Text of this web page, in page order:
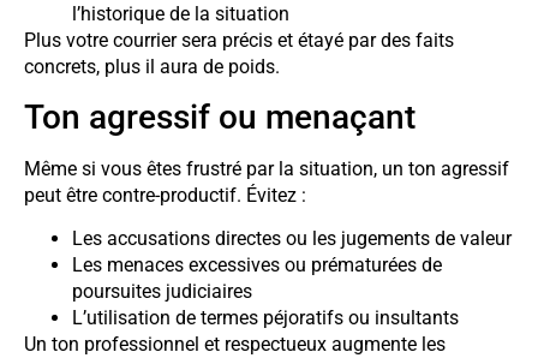
l’historique de la situation
Plus votre courrier sera précis et étayé par des faits
concrets, plus il aura de poids.
Ton agressif ou menaçant
Même si vous êtes frustré par la situation, un ton agressif
peut être contre-productif. Évitez :
Les accusations directes ou les jugements de valeur
Les menaces excessives ou prématurées de
poursuites judiciaires
L’utilisation de termes péjoratifs ou insultants
Un ton professionnel et respectueux augmente les